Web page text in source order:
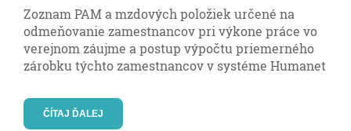
Zoznam PAM a mzdových položiek určené na
odmeňovanie zamestnancov pri výkone práce vo
verejnom záujme a postup výpočtu priemerného
zárobku týchto zamestnancov v systéme Humanet
ČÍTAJ ĎALEJ